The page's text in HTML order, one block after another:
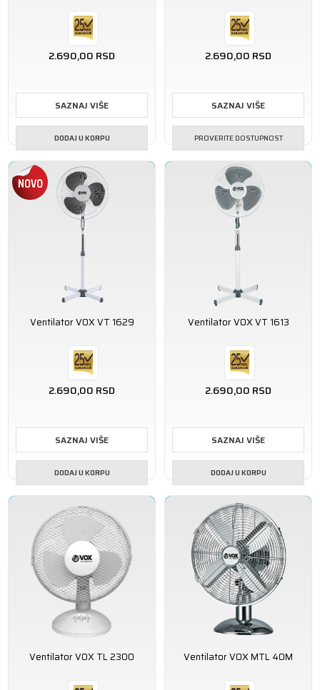
2.690,00 RSD
SAZNAJ VIŠE
DODAJ U KORPU
2.690,00 RSD
SAZNAJ VIŠE
PROVERITE DOSTUPNOST
Ventilator VOX VT 1629
2.690,00 RSD
SAZNAJ VIŠE
DODAJ U KORPU
Ventilator VOX VT 1613
2.690,00 RSD
SAZNAJ VIŠE
DODAJ U KORPU
Ventilator VOX TL 2300 Ventilator VOX MTL 40M